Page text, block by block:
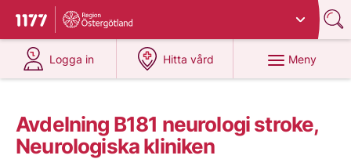
Till startsidan för 1177
Du har valt region
Logga in
på 1177.se
Hitta vård
på 1177.se
Meny
Avdelning B181 neurologi stroke,
Neurologiska kliniken